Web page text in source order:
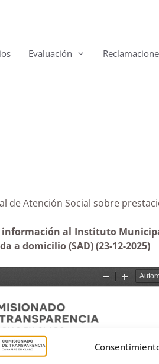
Evaluación
de Atención Social sobre
al Instituto
a domicilio (SAD) (23-12-2025)